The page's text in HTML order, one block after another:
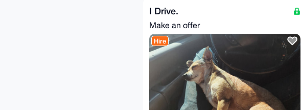
I Drive.
Make an offer
Hire